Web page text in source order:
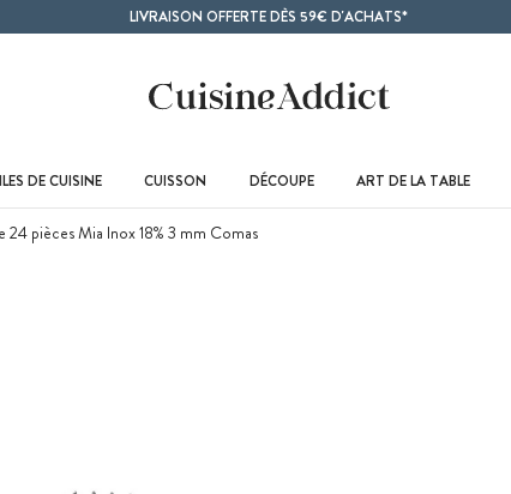
LIVRAISON OFFERTE DÈS 59€ D'ACHATS*
DE CUISINE CUISSON DÉCOUPE ART DE LA TABLE
24 pièces Mia Inox 18% 3 mm Comas